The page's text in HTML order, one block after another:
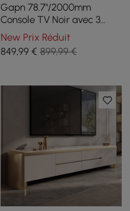
Gapn 78.7"/2000mm
Console TV Noir avec 3
Tiroirs Plateau en Verre
Trempé
New Prix Réduit
849,99€ 899,99 €